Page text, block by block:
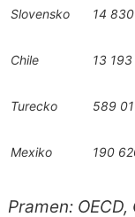
Slovensko 14 830
Chile 13
Turecko 589
Mexiko 190
Pramen: